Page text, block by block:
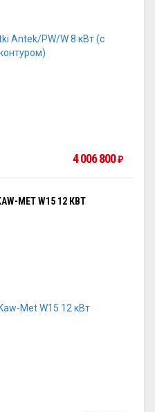
4 006 800₽
MET W15 12 КВТ